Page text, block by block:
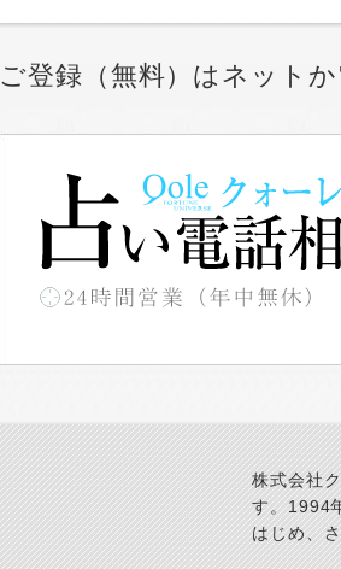
ご登録（無料）はネット
株式会社
す。1994
はじめ、